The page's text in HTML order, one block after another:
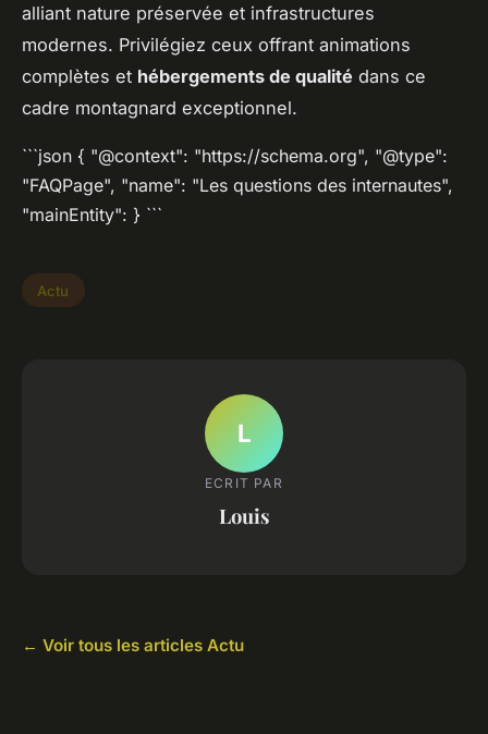
alliant nature préservée et infrastructures
modernes. Privilégiez ceux offrant animations
complètes et hébergements de qualité dans ce
cadre montagnard exceptionnel.
```json { "@context": "https://schema.org", "@type":
"FAQPage", "name": "Les questions des internautes",
"mainEntity": } ```
Actu
L
ECRIT PAR
Louis
← Voir tous les articles Actu